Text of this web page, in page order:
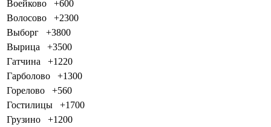
Воейково
+600
Волосово
+2300
Выборг
+3800
Вырица
+3500
Гатчина
+1220
Гарболово
+1300
Горелово
+560
Гостилицы
+1700
Грузино
+1200